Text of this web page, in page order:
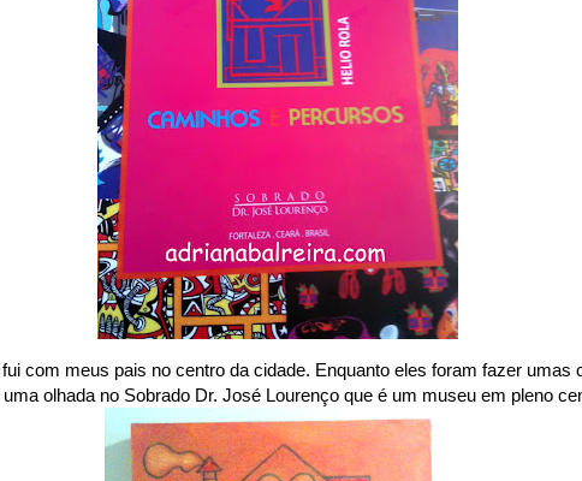
com meus pais no centro da cidade. Enquanto eles foram fazer umas
olhada no Sobrado Dr. José Lourenço que é um museu em pleno